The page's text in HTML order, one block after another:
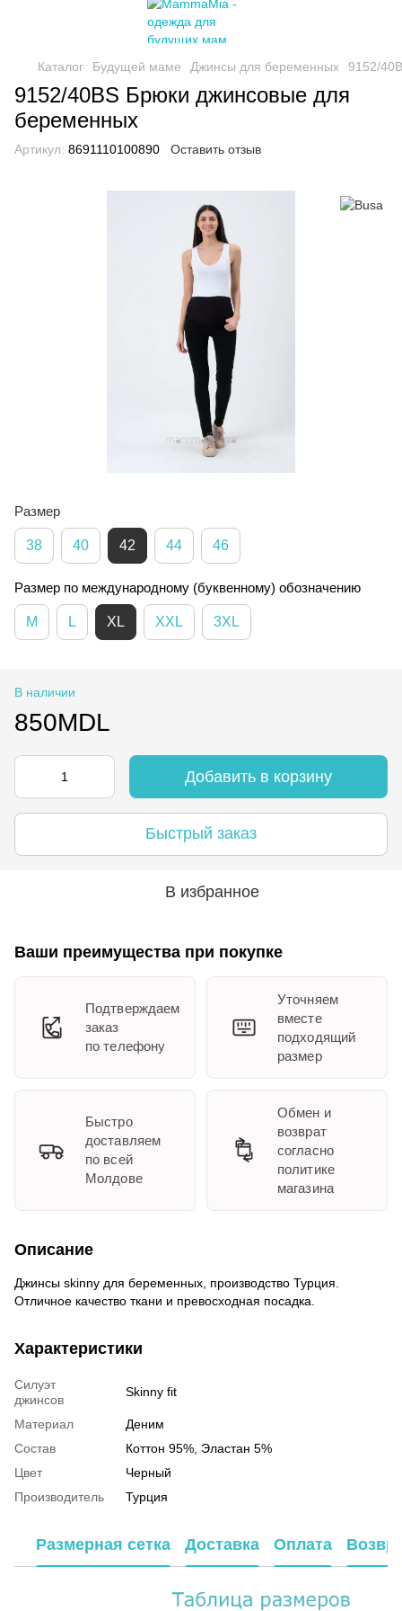
Каталог Будущей маме Джинсы для беременных 9152/
9152/40BS Брюки джинсовые для
беременных
Артикул: 8691110100890 Оставить отзыв
Размер
38 40 42 44 46
Размер по международному (буквенному) обозначению
M L XL XXL 3XL
В наличии
850MDL
Добавить в корзину
Быстрый заказ
В избранное
Ваши преимущества при покупке
Подтверждаем
заказ
по телефону
Уточняем
вместе
подходящий
размер
Быстро
доставляем
по всей
Молдове
Обмен и
возврат
согласно
политике
магазина
Описание
Джинсы skinny для беременных, производство Турция.
Отличное качество ткани и превосходная посадка.
Характеристики
Силуэт
джинсов
Skinny fit
Материал
Деним
Состав
Коттон 95%, Эластан 5%
Цвет
Черный
Производитель
Турция
Размерная сетка Доставка Оплата